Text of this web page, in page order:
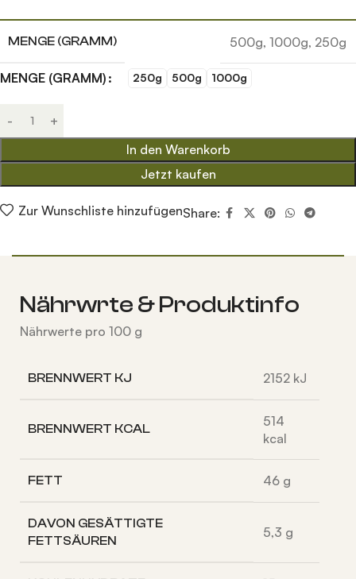
MENGE (GRAMM) 500g, 1000g, 250g
MENGE (GRAMM) 250g 500g 1000g
In den Warenkorb
Jetzt kaufen
Zur Wunschliste hinzufügenShare:
Nährwrte & Produktinfo
Nährwerte pro 100 g
BRENNWERT KJ 2152 kJ
BRENNWERT KCAL
514
kcal
FETT 46 g
DAVON GESÄTTIGTE
FETTSÄUREN
5,3 g